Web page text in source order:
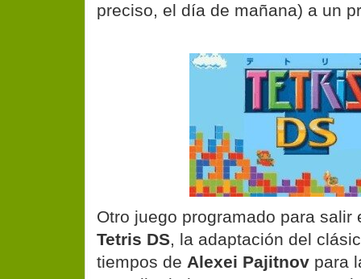
preciso, el día de mañana) a un
Otro juego programado para salir
Tetris DS, la adaptación del
tiempos de Alexei Pajitnov para